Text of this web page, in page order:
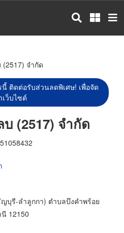
จำกัด
ติดต่อรับส่วนลดพิเศษ! เพื่อจัด
เว็บไซต์
(2517) จำกัด
บุรี-ลำลูกกา) ตำบลบึงคำพร้อย
12150